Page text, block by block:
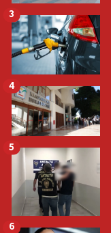
3
4
5
6